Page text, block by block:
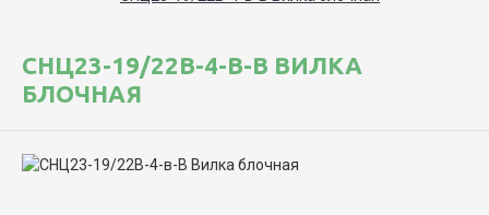
СНЦ23-19/22В-4-В-В ВИЛКА
БЛОЧНАЯ